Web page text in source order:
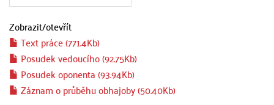
Zobrazit/otevřít
Text práce (771.4Kb)
Posudek vedoucího (92.75Kb)
Posudek oponenta (93.94Kb)
Záznam o průběhu obhajoby (50.40Kb)